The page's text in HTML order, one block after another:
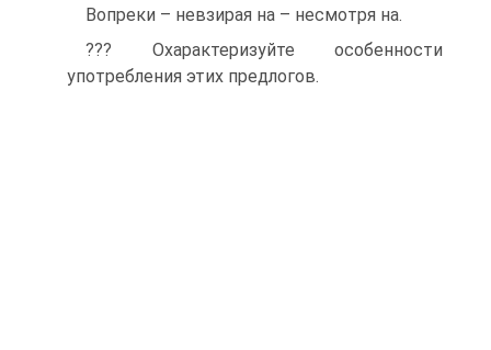
Вопреки – невзирая на – несмотря на.
??? Охарактеризуйте особенности
употребления этих предлогов.